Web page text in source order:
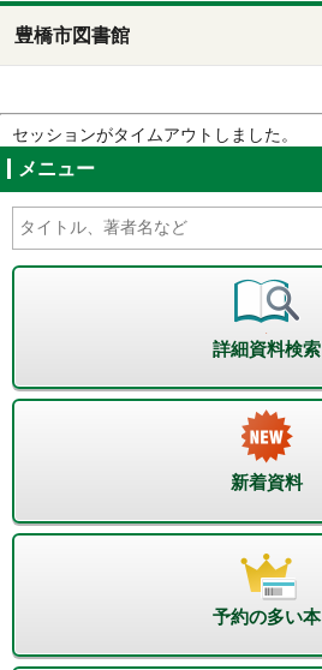
豊橋市図書館
セッションがタイムアウトしました。
メニュー
詳細資料検索
新着資料
予約の多い本